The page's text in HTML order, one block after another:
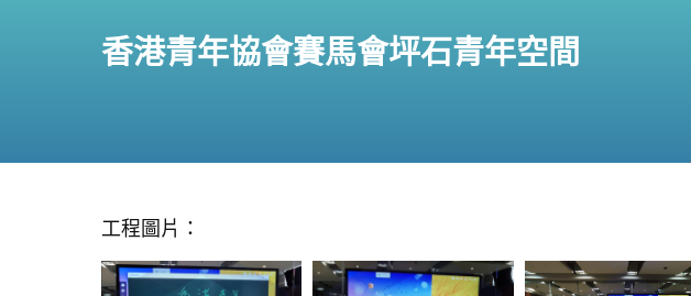
香港青年協會賽馬會坪石青年空間
工程圖片：